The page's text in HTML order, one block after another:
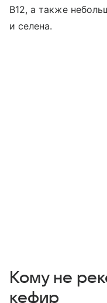
B12, а также
и селена.
Кому не
кефир